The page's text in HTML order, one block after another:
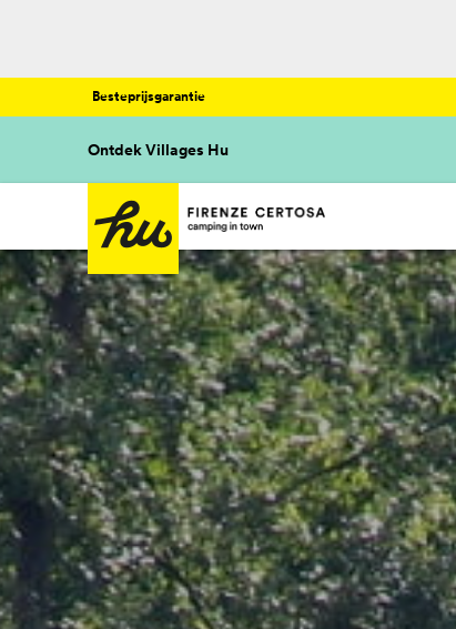
Besteprijsgarantie
Ontdek Villages Hu